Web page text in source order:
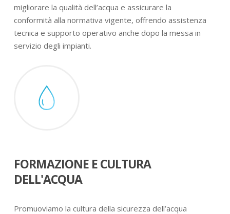
migliorare la qualità dell’acqua e assicurare la
conformità alla normativa vigente, offrendo assistenza
tecnica e supporto operativo anche dopo la messa in
servizio degli impianti.
FORMAZIONE E CULTURA
DELL'ACQUA
Promuoviamo la cultura della sicurezza dell’acqua